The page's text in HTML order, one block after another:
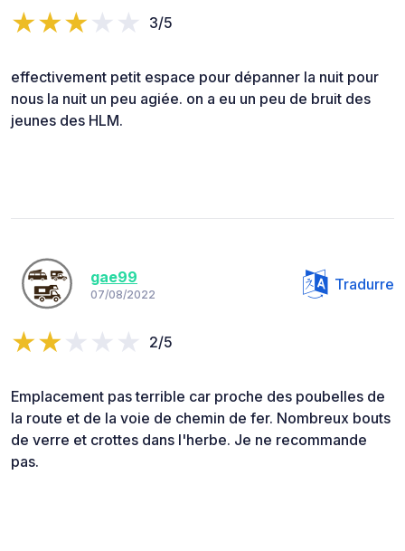
3/5
effectivement petit espace pour dépanner la nuit pour
nous la nuit un peu agiée. on a eu un peu de bruit des
jeunes des HLM.
gae99
07/08/2022
Tradurre
2/5
Emplacement pas terrible car proche des poubelles de
la route et de la voie de chemin de fer. Nombreux bouts
de verre et crottes dans l'herbe. Je ne recommande
pas.